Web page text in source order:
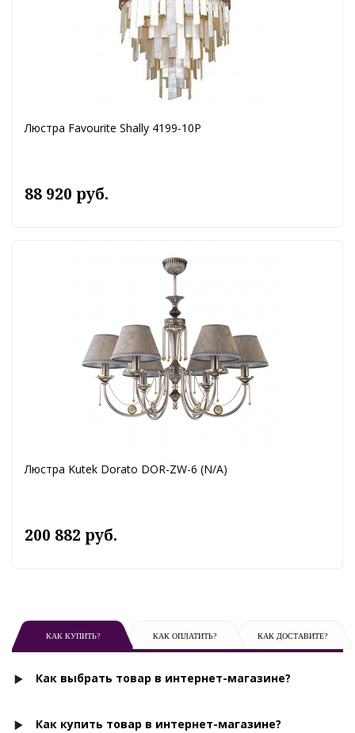
Люстра Favourite Shally 4199-10P
88 920 руб.
Люстра Kutek Dorato DOR-ZW-6 (N/A)
200 882 руб.
КАК КУПИТЬ? КАК ОПЛАТИТЬ? КАК ДОСТАВИТЕ?
Как выбрать товар в интернет-магазине?
Как купить товар в интернет-магазине?